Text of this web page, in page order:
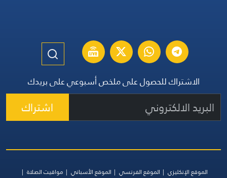
الاشتراك للحصول على ملخص أسبوعي على بريدك
اشتراك
الموقع الإنكليزي الموقع الفرنسي الموقع الأسباني مواقيت الصلاة